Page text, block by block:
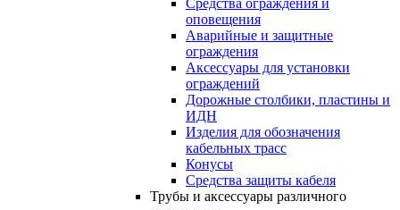
Средства ограждения и
оповещения
Аварийные и защитные
ограждения
Аксессуары для установки
ограждений
Дорожные столбики, пластины и
ИДН
Изделия для обозначения
кабельных трасс
Конусы
Средства защиты кабеля
Трубы и аксессуары различного